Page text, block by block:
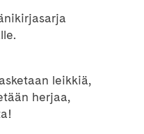
leikkiä,
herjaa,